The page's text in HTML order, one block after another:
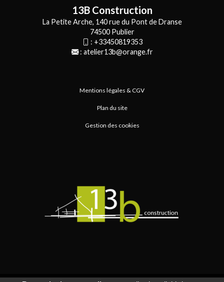
13B Construction
La Petite Arche, 140 rue du Pont de Dranse
74500 Publier
: +33450819353
: atelier13b@orange.fr
Mentions légales & CGV
Plan du site
Gestion des cookies